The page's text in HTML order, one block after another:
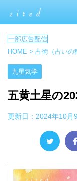
HOME > 占術（占いの
九星気学
五黄土星の
更新日： 2024年10月